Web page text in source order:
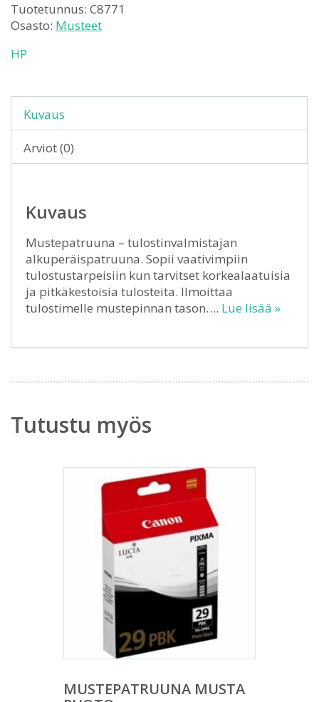
Tuotetunnus: C8771
Osasto: Musteet
HP
Kuvaus
Arviot (0)
Kuvaus
Mustepatruuna – tulostinvalmistajan
alkuperäispatruuna. Sopii vaativimpiin
tulostustarpeisiin kun tarvitset korkealaatuisia
ja pitkäkestoisia tulosteita. Ilmoittaa
tulostimelle mustepinnan tason…. Lue lisää »
Tutustu myös
MUSTEPATRUUNA MUSTA